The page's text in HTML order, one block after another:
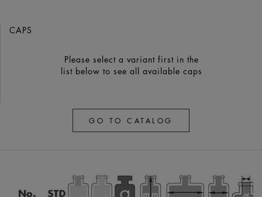
CAPS
Please select a variant first in the
list below to see all available caps
GO TO CATALOG